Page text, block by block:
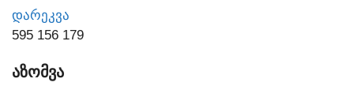
ᲓᲐᲠᲔᲙᲕᲐ
595 156 179
ᲐᲖᲝᲛᲕᲐ